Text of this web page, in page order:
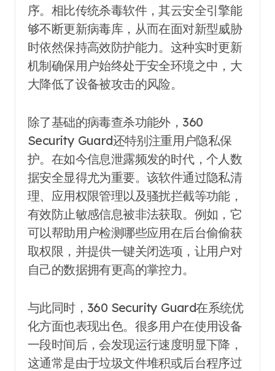
序。相比传统杀毒软件，其云安全引擎能
够不断更新病毒库，从而在面对新型威胁
时依然保持高效防护能力。这种实时更新
机制确保用户始终处于安全环境之中，大
大降低了设备被攻击的风险。
除了基础的病毒查杀功能外，360
Security Guard还特别注重用户隐私保
护。在如今信息泄露频发的时代，个人数
据安全显得尤为重要。该软件通过隐私清
理、应用权限管理以及骚扰拦截等功能，
有效防止敏感信息被非法获取。例如，它
可以帮助用户检测哪些应用在后台偷偷获
取权限，并提供一键关闭选项，让用户对
自己的数据拥有更高的掌控力。
与此同时，360 Security Guard在系统优
化方面也表现出色。很多用户在使用设备
一段时间后，会发现运行速度明显下降，
这通常是由于垃圾文件堆积或后台程序过